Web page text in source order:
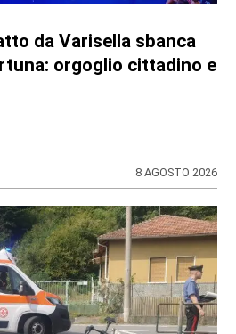
da Varisella sbanca
orgoglio cittadino e
8 AGOSTO 2026